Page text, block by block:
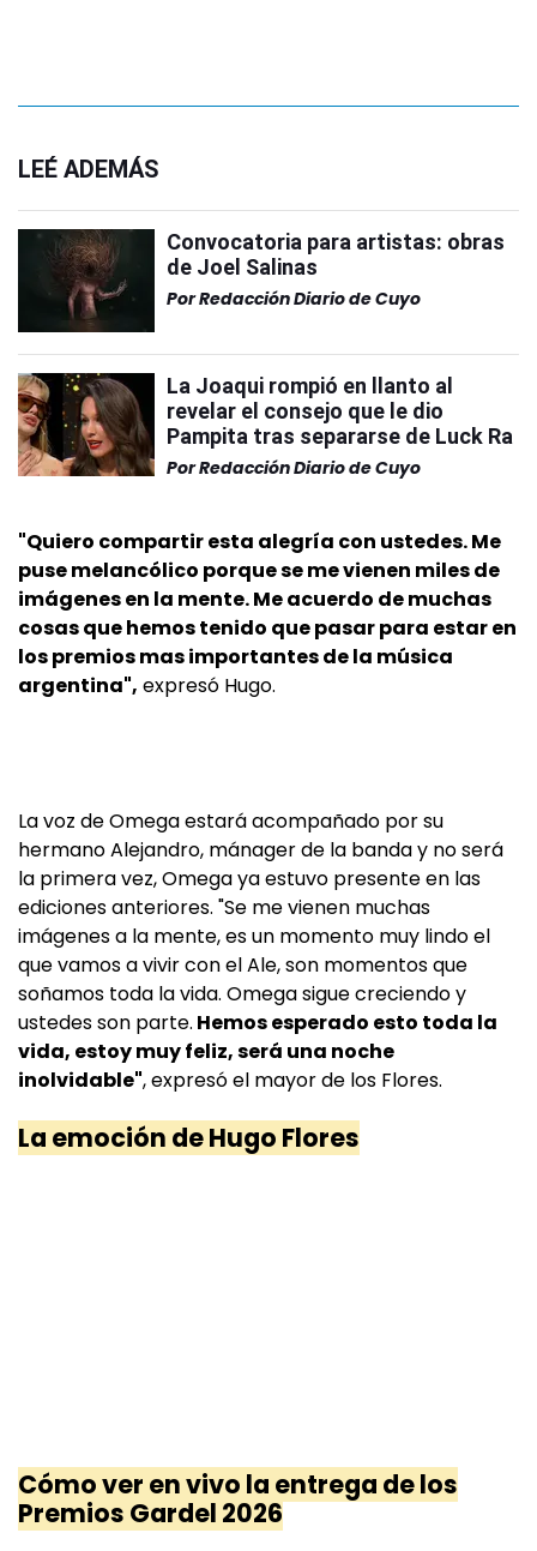
LEÉ ADEMÁS
Convocatoria para artistas: obras
de Joel Salinas
PorRedacción Diario de Cuyo
La Joaqui rompió en llanto al
revelar el consejo que le dio
Pampita tras separarse de Luck Ra
PorRedacción Diario de Cuyo
"Quiero compartir esta alegría con ustedes. Me
puse melancólico porque se me vienen miles de
imágenes en la mente. Me acuerdo de muchas
cosas que hemos tenido que pasar para estar en
los premios mas importantes de la música
argentina", expresó Hugo.
La voz de Omega estará acompañado por su
hermano Alejandro, mánager de la banda y no será
la primera vez, Omega ya estuvo presente en las
ediciones anteriores. "Se me vienen muchas
imágenes a la mente, es un momento muy lindo el
que vamos a vivir con el Ale, son momentos que
soñamos toda la vida. Omega sigue creciendo y
ustedes son parte. Hemos esperado esto toda la
vida, estoy muy feliz, será una noche
inolvidable", expresó el mayor de los Flores.
La emoción de Hugo Flores
Cómo ver en vivo la entrega de los
Premios Gardel 2026